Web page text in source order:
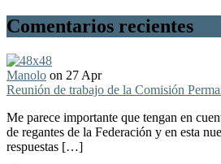
Comentarios recientes
Manolo on 27 Apr
Reunión de trabajo de la Comisión
Me parece importante que tengan en
de regantes de la Federación y en esta
respuestas […]